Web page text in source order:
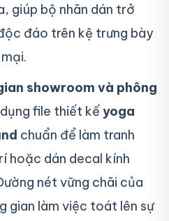
giúp bộ nhãn dán trở
đáo trên kệ trưng bày
showroom và phông
file thiết kế yoga
chuẩn để làm tranh
hoặc dán decal kính
nét vững chãi của
gian làm việc toát lên sự